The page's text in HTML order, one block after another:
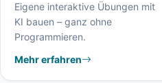
Eigene interaktive Übungen mit
KI bauen – ganz ohne
Programmieren.
Mehr erfahren